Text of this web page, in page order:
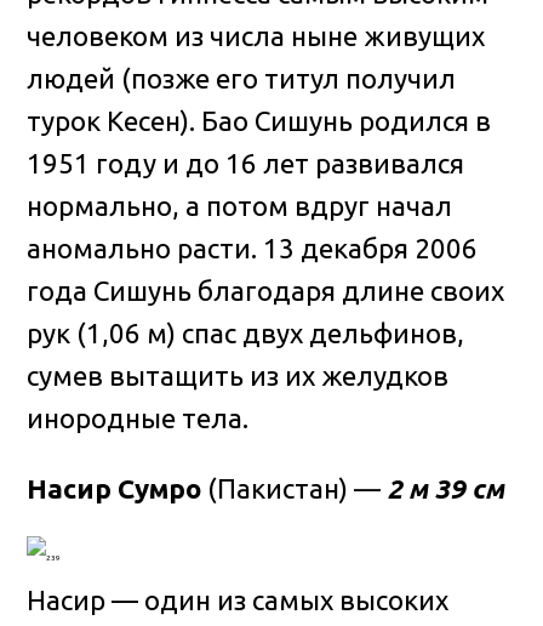
человеком из числа ныне живущих
людей (позже его титул получил
турок Кесен). Бао Сишунь родился в
1951 году и до 16 лет развивался
нормально, а потом вдруг начал
аномально расти. 13 декабря 2006
года Сишунь благодаря длине своих
рук (1,06 м) спас двух дельфинов,
сумев вытащить из их желудков
инородные тела.
Насир Сумро (Пакистан) — 2 м 39 см
Насир — один из самых высоких